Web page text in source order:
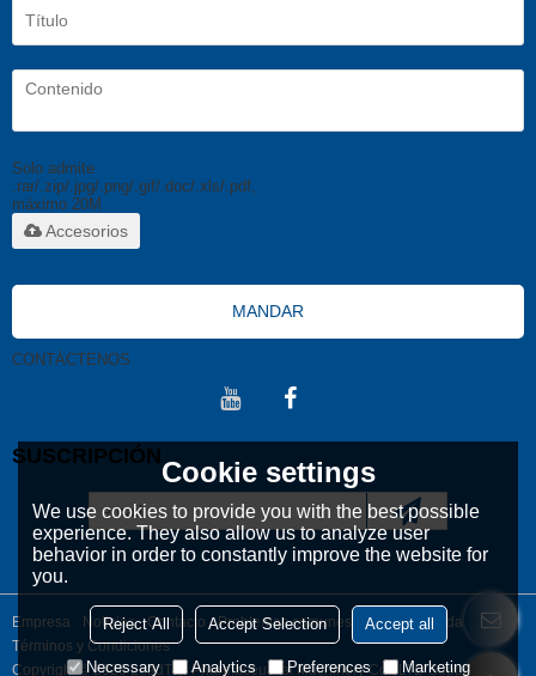
Solo admite
.rar/.zip/.jpg/.png/.gif/.doc/.xls/.pdf,
máximo 20M
Accesorios
MANDAR
CONTÁCTENOS
SUSCRIPCIÓN
Empresa Noticias Contacto Problemas comunes
Noticia Privada
Términos y Condiciones
Copyright © 2026LeadTop Pharmaceutical Machinery Co., LTDSupport By
Cookie settings
We use cookies to provide you with the best possible
experience. They also allow us to analyze user
behavior in order to constantly improve the website for
you.
Reject All Accept Selection Accept all
Necessary Analytics Preferences Marketing